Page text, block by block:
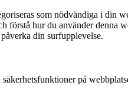
som nödvändiga i din
förstå hur du använder denna
din surfupplevelse.
på